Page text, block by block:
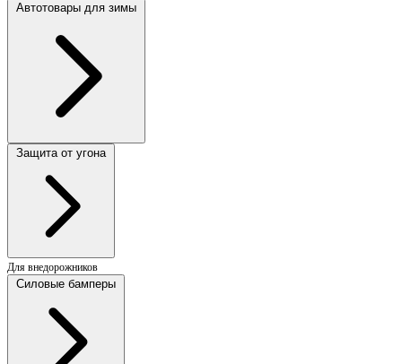
Автотовары для зимы
Защита от угона
Для внедорожников
Силовые бамперы